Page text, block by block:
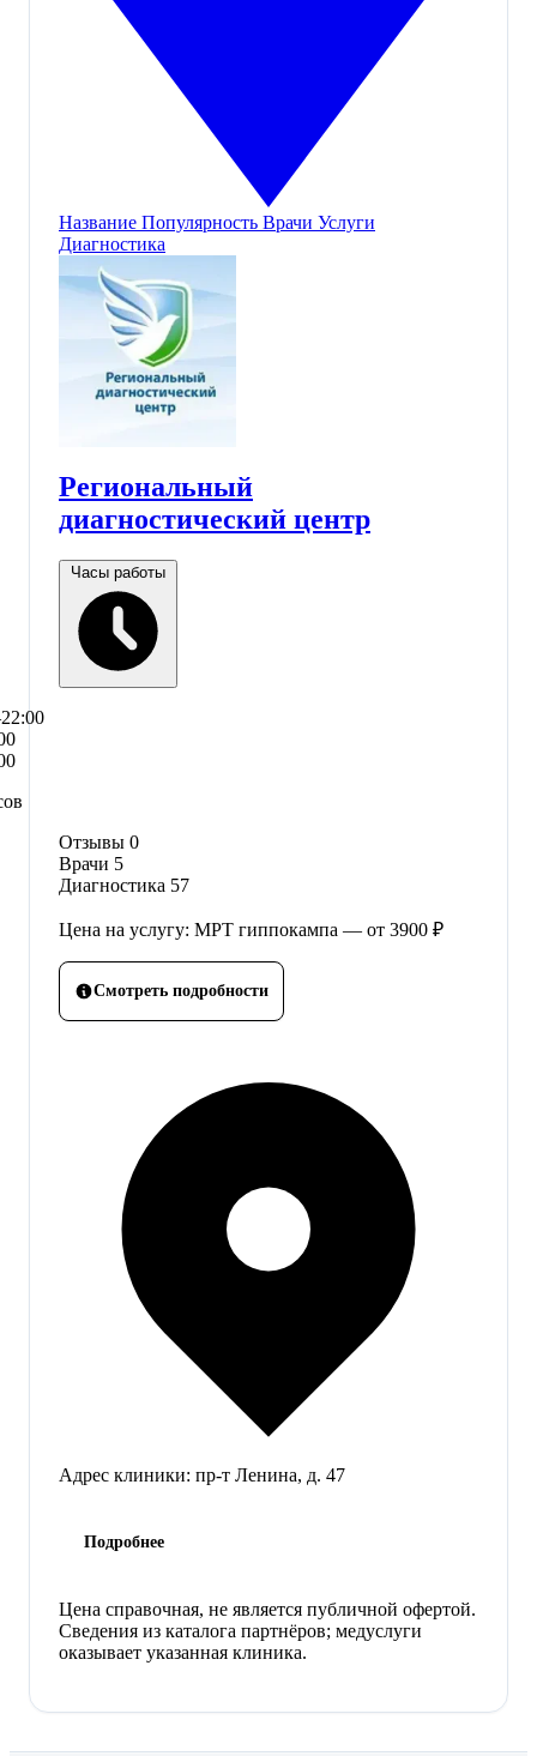
Название Популярность Врачи Услуги
Диагностика
Региональный
диагностический центр
Часы работы
Отзывы 0
Врачи 5
Диагностика 57
Цена на услугу: МРТ гиппокампа — от 3900 ₽
Смотреть подробности
Адрес клиники: пр-т Ленина, д. 47
Подробнее
Цена справочная, не является публичной офертой.
Сведения из каталога партнёров; медуслуги
оказывает указанная клиника.